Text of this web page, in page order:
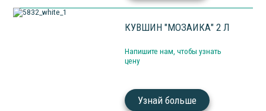
КУВШИН "МОЗАИКА" 2 Л
Напишите нам, чтобы узнать
цену
Узнай больше